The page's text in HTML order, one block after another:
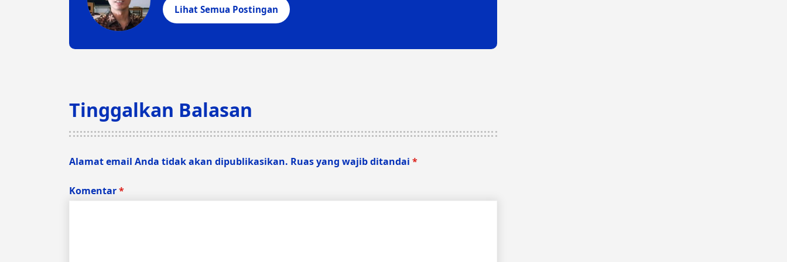
Lihat Semua Postingan
Tinggalkan Balasan
Alamat email Anda tidak akan dipublikasikan. Ruas yang wajib ditandai *
Komentar*